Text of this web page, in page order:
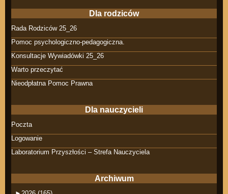
Dla rodziców
Rada Rodziców 25_26
Pomoc psychologiczno-pedagogiczna.
Konsultacje Wywiadówki 25_26
Warto przeczytać
Nieodpłatna Pomoc Prawna
Dla nauczycieli
Poczta
Logowanie
Laboratorium Przyszłości – Strefa Nauczyciela
Archiwum